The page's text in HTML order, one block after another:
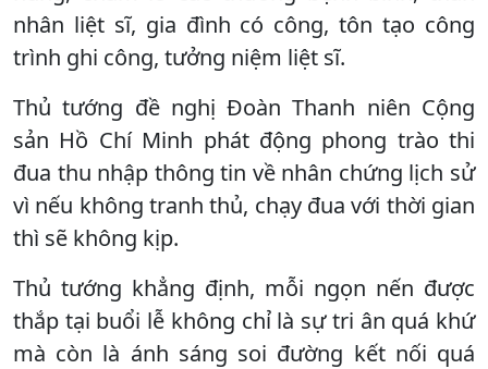
nhân liệt sĩ, gia đình có công, tôn tạo công
trình ghi công, tưởng niệm liệt sĩ.
Thủ tướng đề nghị Đoàn Thanh niên Cộng
sản Hồ Chí Minh phát động phong trào thi
đua thu nhập thông tin về nhân chứng lịch sử
vì nếu không tranh thủ, chạy đua với thời gian
thì sẽ không kịp.
Thủ tướng khẳng định, mỗi ngọn nến được
thắp tại buổi lễ không chỉ là sự tri ân quá khứ
mà còn là ánh sáng soi đường kết nối quá